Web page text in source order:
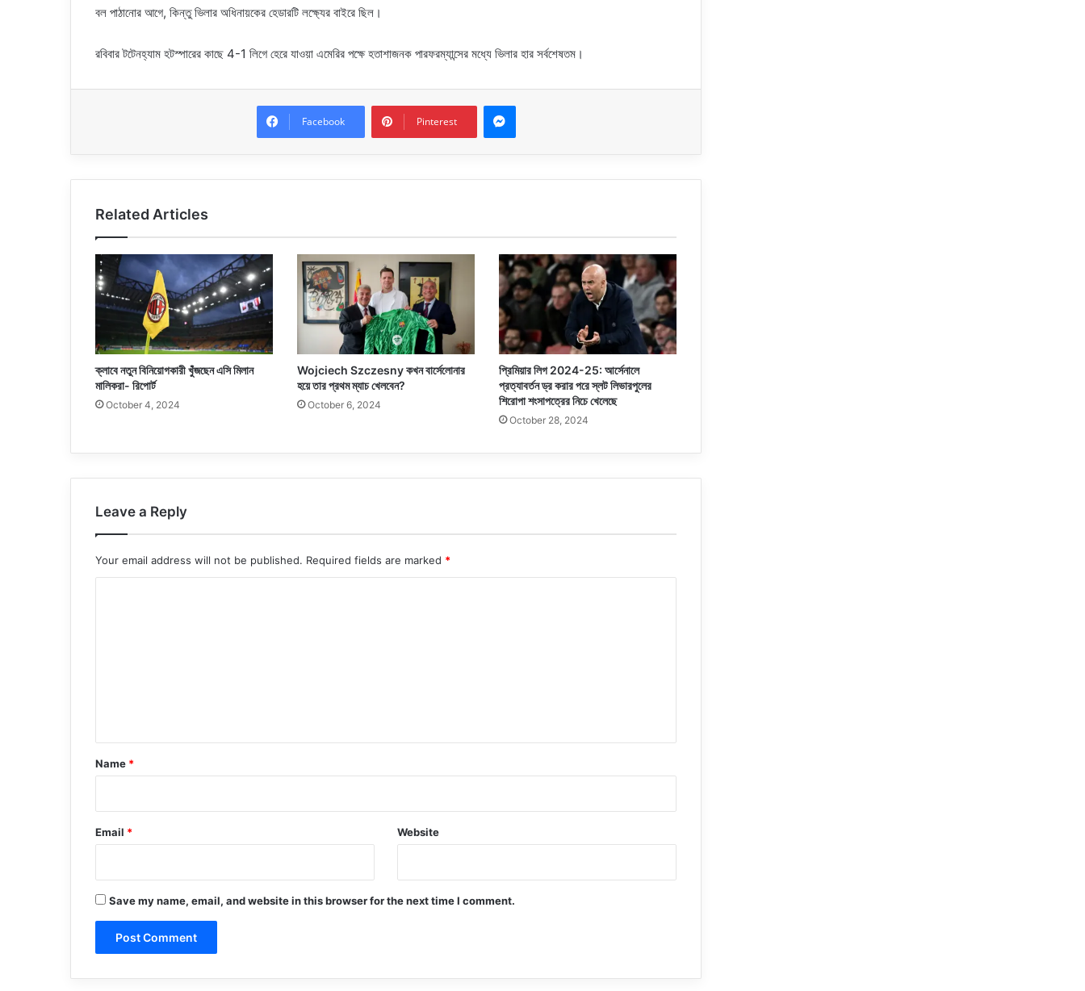
বল পাঠানোর আগে, কিন্তু ভিলার অধিনায়কের হেডারটি লক্ষ্যের বাইরে ছিল।
রবিবার টটেনহ্যাম হটস্পারের কাছে 4-1 লিগে হেরে যাওয়া এমেরির পক্ষে হতাশাজনক পারফরম্যান্সের মধ্যে ভিলার হার সর্বশেষতম।
Facebook Pinterest
Messenger
Related Articles
ক্লাবে নতুন বিনিয়োগকারী খুঁজছেন এসি মিলান
মালিকরা- রিপোর্ট
October 4, 2024
Wojciech Szczesny কখন বার্সেলোনার
হয়ে তার প্রথম ম্যাচ খেলবেন?
October 6, 2024
প্রিমিয়ার লিগ 2024-25: আর্সেনালে
প্রত্যাবর্তন ড্র করার পরে স্লট লিভারপুলের
শিরোপা শংসাপত্রের নিচে খেলেছে
October 28, 2024
Leave a Reply
Your email address will not be published. Required fields are marked *
*
Name *
Email * Website
Save my name, email, and website in this browser for the next time I comment.